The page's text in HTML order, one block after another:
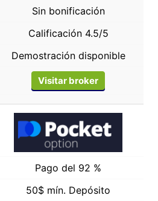
Sin bonificación
Calificación 4.5/5
Demostración disponible
Visitar broker
Pago del 92 %
50$ mín. Depósito